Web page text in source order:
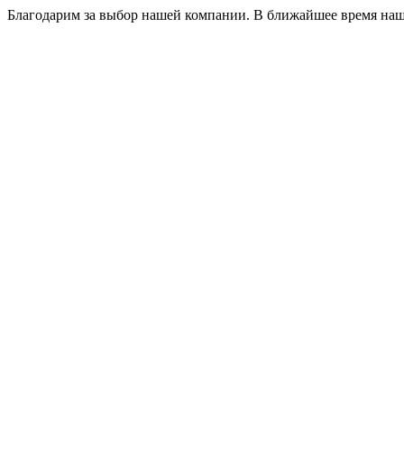
Благодарим за выбор нашей компании. В ближайшее время